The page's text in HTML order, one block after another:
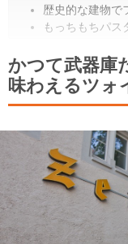
歴史的な建物で
もっちもちパス
かつて武器庫
味わえるツォ